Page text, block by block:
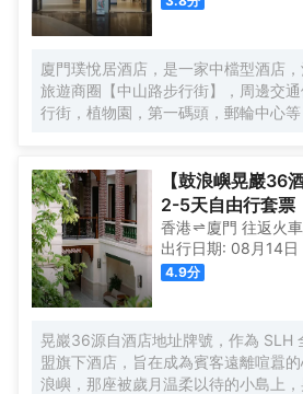
廈門璞悅居酒店，是一家中檔型酒店
旅遊商圈【中山路步行街】，周邊交
行街，植物園，第一碼頭，郵輪中心
【鼓浪嶼晃巖36
2-5天自由行套票
香港 廈門 往返火
出行日期: 08月14日
4.9分
晃巖36源自酒店地址牌號，作為 SLH
盟旗下酒店，旨在成為賓客遠離喧囂
浪嶼，那座被歲月温柔以待的小島上